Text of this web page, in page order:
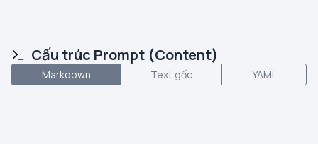
Cấu trúc Prompt (Content)
Markdown Text gốc YAML